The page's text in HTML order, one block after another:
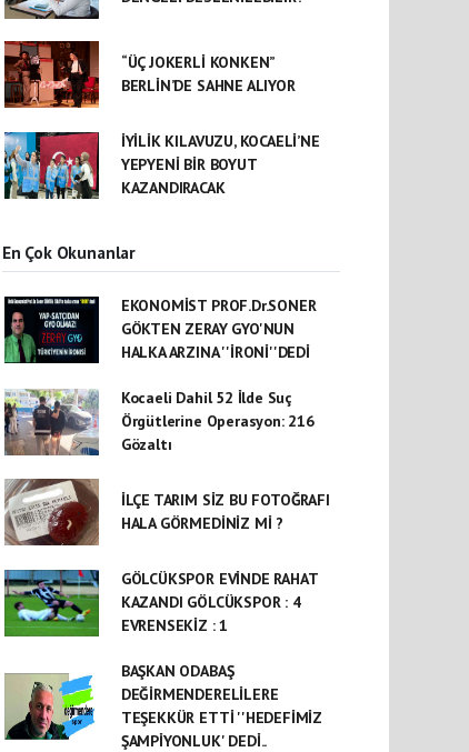
“ÜÇ JOKERLİ KONKEN”
BERLİN’DE SAHNE ALIYOR
İYİLİK KILAVUZU, KOCAELİ’NE
YEPYENİ BİR BOYUT
KAZANDIRACAK
En Çok Okunanlar
EKONOMİST PROF.Dr.SONER
GÖKTEN ZERAY GYO'NUN
HALKA ARZINA ''İRONİ''DEDİ
Kocaeli Dahil 52 İlde Suç
Örgütlerine Operasyon: 216
Gözaltı
İLÇE TARIM SİZ BU FOTOĞRAFI
HALA GÖRMEDİNİZ Mİ ?
GÖLCÜKSPOR EVİNDE RAHAT
KAZANDI GÖLCÜKSPOR : 4
EVRENSEKİZ : 1
BAŞKAN ODABAŞ
DEĞİRMENDERELİLERE
TEŞEKKÜR ETTİ ''HEDEFİMİZ
ŞAMPİYONLUK' DEDİ..